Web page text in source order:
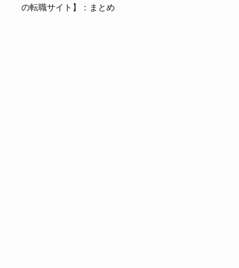
の転職サイト】：まとめ